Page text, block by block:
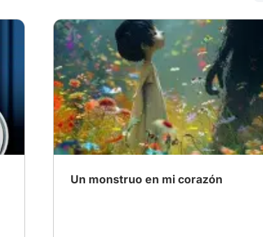
Un monstruo en mi corazón